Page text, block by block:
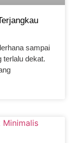
sampai
terlalu dekat.